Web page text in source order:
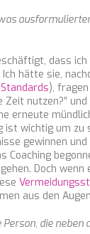
dass
hätte sie,
Standards),
nutzen?”
erneute
ist wichtig um
gewinnen
Doch
aus den
Person, die